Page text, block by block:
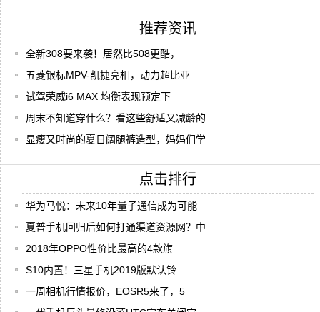
推荐资讯
全新308要来袭！居然比508更酷，
五菱银标MPV-凯捷亮相，动力超比亚
试驾荣威i6 MAX 均衡表现预定下
周末不知道穿什么？看这些舒适又减龄的
显瘦又时尚的夏日阔腿裤造型，妈妈们学
点击排行
华为马悦：未来10年量子通信成为可能
夏普手机回归后如何打通渠道资源网？中
2018年OPPO性价比最高的4款旗
S10内置！三星手机2019版默认铃
一周相机行情报价，EOSR5来了，5